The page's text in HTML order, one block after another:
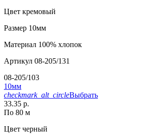
Цвет кремовый
Размер 10мм
Материал 100% хлопок
Артикул 08-205/131
08-205/103
10мм
checkmark_alt_circleВыбрать
33.35 р.
По 80 м
Цвет черный